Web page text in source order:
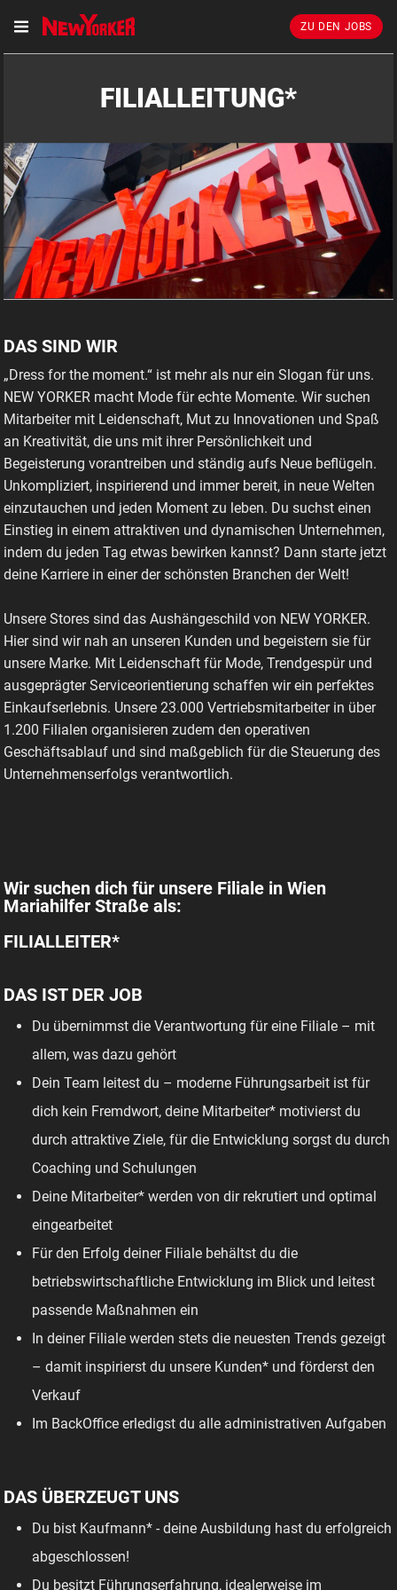
ZU DEN JOBS
FILIALLEITUNG*
DAS SIND WIR
„Dress for the moment.“ ist mehr als nur ein Slogan für uns.
NEW YORKER macht Mode für echte Momente. Wir suchen
Mitarbeiter mit Leidenschaft, Mut zu Innovationen und Spaß
an Kreativität, die uns mit ihrer Persönlichkeit und
Begeisterung vorantreiben und ständig aufs Neue beflügeln.
Unkompliziert, inspirierend und immer bereit, in neue Welten
einzutauchen und jeden Moment zu leben. Du suchst einen
Einstieg in einem attraktiven und dynamischen Unternehmen,
indem du jeden Tag etwas bewirken kannst? Dann starte jetzt
deine Karriere in einer der schönsten Branchen der Welt!
Unsere Stores sind das Aushängeschild von NEW YORKER.
Hier sind wir nah an unseren Kunden und begeistern sie für
unsere Marke. Mit Leidenschaft für Mode, Trendgespür und
ausgeprägter Serviceorientierung schaffen wir ein perfektes
Einkaufserlebnis. Unsere 23.000 Vertriebsmitarbeiter in über
1.200 Filialen organisieren zudem den operativen
Geschäftsablauf und sind maßgeblich für die Steuerung des
Unternehmenserfolgs verantwortlich.
Wir suchen dich für unsere Filiale in Wien
Mariahilfer Straße als:
FILIALLEITER*
DAS IST DER JOB
Du übernimmst die Verantwortung für eine Filiale – mit
allem, was dazu gehört
Dein Team leitest du – moderne Führungsarbeit ist für
dich kein Fremdwort, deine Mitarbeiter* motivierst du
durch attraktive Ziele, für die Entwicklung sorgst du durch
Coaching und Schulungen
Deine Mitarbeiter* werden von dir rekrutiert und optimal
eingearbeitet
Für den Erfolg deiner Filiale behältst du die
betriebswirtschaftliche Entwicklung im Blick und leitest
passende Maßnahmen ein
In deiner Filiale werden stets die neuesten Trends gezeigt
– damit inspirierst du unsere Kunden* und förderst den
Verkauf
Im BackOffice erledigst du alle administrativen Aufgaben
DAS ÜBERZEUGT UNS
Du bist Kaufmann* - deine Ausbildung hast du erfolgreich
abgeschlossen!
Du besitzt Führungserfahrung, idealerweise im